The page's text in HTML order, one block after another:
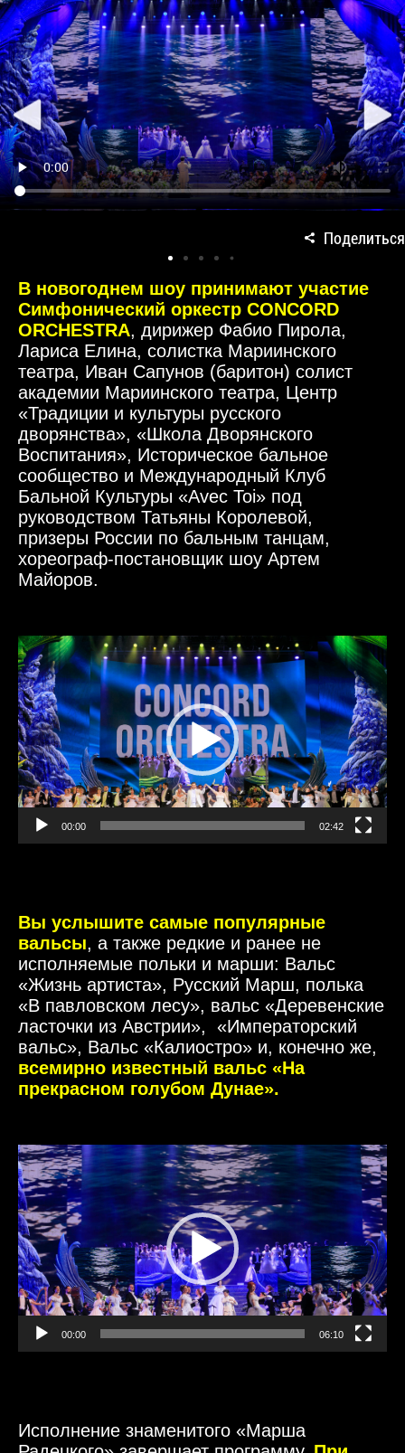
Поделиться
В новогоднем шоу принимают участие
Симфонический оркестр CONCORD
ORCHESTRA, дирижер Фабио Пирола,
Лариса Елина, солистка Мариинского
театра, Иван Сапунов (баритон) солист
академии Мариинского театра, Центр
«Традиции и культуры русского
дворянства», «Школа Дворянского
Воспитания», Историческое бальное
сообщество и Международный Клуб
Бальной Культуры «Avec Toi» под
руководством Татьяны Королевой,
призеры России по бальным танцам,
хореограф-постановщик шоу Артем
Майоров.
Видеоплеер
00:00 02:42
Вы услышите самые популярные
вальсы, а также редкие и ранее не
исполняемые польки и марши: Вальс
«Жизнь артиста», Русский Марш, полька
«В павловском лесу», вальс «Деревенские
ласточки из Австрии», «Императорский
вальс», Вальс «Калиостро» и, конечно же,
всемирно известный вальс «На
прекрасном голубом Дунае».
Видеоплеер
00:00 06:10
Исполнение знаменитого «Марша